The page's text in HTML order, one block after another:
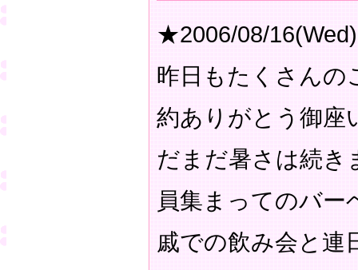
★2006/08/16(Wed)
昨日もたくさんの
約ありがとう御座
だまだ暑さは続き
員集まってのバー
戚での飲み会と連